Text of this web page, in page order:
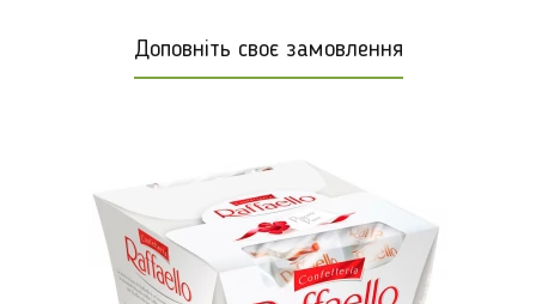
Доповніть своє замовлення